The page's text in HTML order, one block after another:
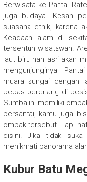
Berwisata ke Pantai
juga budaya. Kesan
suasana etnik, karena
Keadaan alam di
tersentuh wisatawan.
laut biru nan asri akan
mengunjunginya.
muara sungai
bebas berenang di
Sumba ini memiliki
bersantai, kamu juga
ombak tersebut. Tapi
disini. Jika tidak suka
menikmati panorama
Kubur Batu